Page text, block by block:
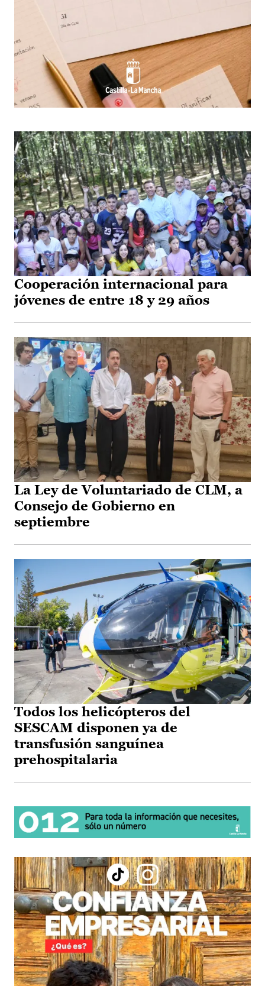
Cooperación internacional para
jóvenes de entre 18 y 29 años
La Ley de Voluntariado de CLM, a
Consejo de Gobierno en
septiembre
Todos los helicópteros del
SESCAM disponen ya de
transfusión sanguínea
prehospitalaria